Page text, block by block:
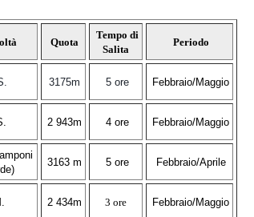
Quota
Tempo di
Salita
Periodo
3175m 5 ore Febbraio/Maggio
2 943m 4 ore Febbraio/Maggio
3163 m 5 ore Febbraio/Aprile
2 434m 3 ore Febbraio/Maggio